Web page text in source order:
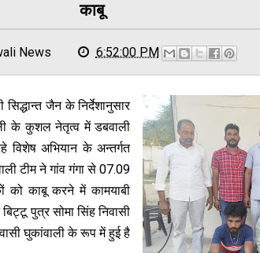
काबू
News 6:52:00 PM
जैन के निर्देशानुसार
के कुशल नेतृत्व में डबवाली
विशेष अभियान के अन्तर्गत
टीम ने गांव गंगा से 07.09
को काबू करने में कामयाबी
पुत्र सोमा सिंह निवासी
घुकांवाली के रूप में हुई है